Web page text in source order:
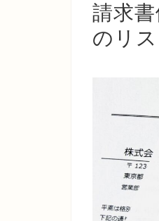
請求
のリ